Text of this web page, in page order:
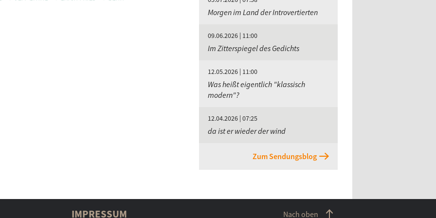
Morgen im Land der Introvertierten
09.06.2026 | 11:00
Im Zitterspiegel des Gedichts
12.05.2026 | 11:00
Was heißt eigentlich "klassisch
modern"?
12.04.2026 | 07:25
da ist er wieder der wind
Zum Sendungsblog
IMPRESSUM Nach oben